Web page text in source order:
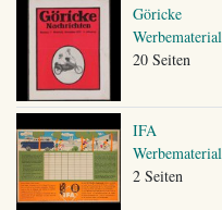
Göricke
Werbematerial
20 Seiten
IFA
Werbematerial
2 Seiten